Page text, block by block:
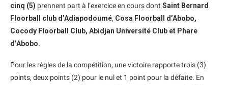
cinq (5) prennent part à l’exercice en cours dont Saint Bernard
Floorball club d’Adiapodoumé, Cosa Floorball d’Abobo,
Cocody Floorball Club, Abidjan Université Club et Phare
d’Abobo.
Pour les règles de la compétition, une victoire rapporte trois (3)
points, deux points (2) pour le nul et 1 point pour la défaite. En